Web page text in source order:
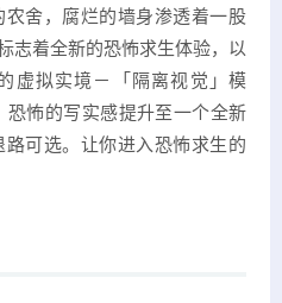
舍，腐烂的墙身渗透着一股
志着全新的恐怖求生体验，以
虚拟实境－「隔离视觉」模
恐怖的写实感提升至一个全新
可选。让你进入恐怖求生的